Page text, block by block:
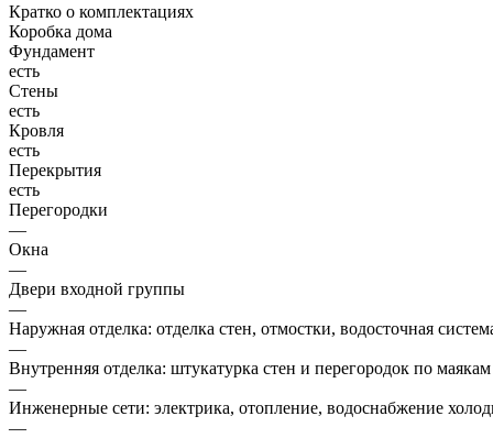
Кратко о комплектациях
Коробка дома
Фундамент
есть
Стены
есть
Кровля
есть
Перекрытия
есть
Перегородки
—
Окна
—
Двери входной группы
—
Наружная отделка: отделка стен, отмостки, водосточная
—
Внутренняя отделка: штукатурка стен и перегородок по маякам
—
Инженерные сети: электрика, отопление, водоснабжение
—